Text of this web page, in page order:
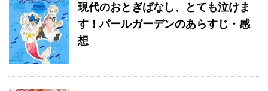
現代のおとぎばなし、とても泣けま
す！パールガーデンのあらすじ・感
想